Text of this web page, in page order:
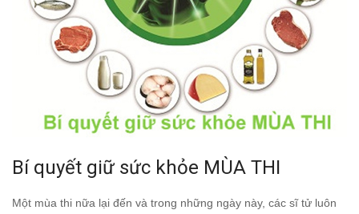
Bí quyết giữ sức khỏe MÙA THI
Một mùa thi nữa lại đến và trong những ngày này, các sĩ tử luôn